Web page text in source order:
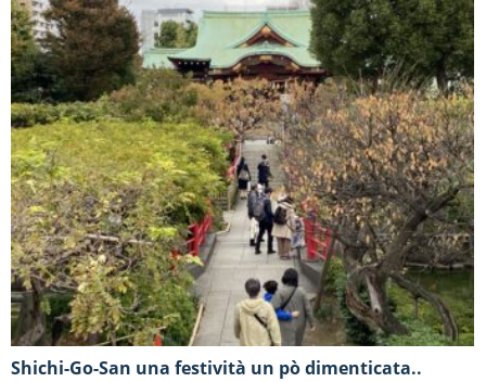
Shichi-Go-San una festività un pò dimenticata..